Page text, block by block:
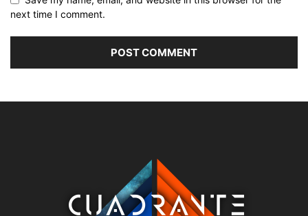
next time I comment.